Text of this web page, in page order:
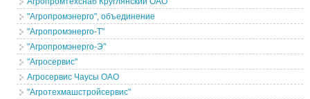
"Агропромэнерго", объединение
"Агропромэнерго-Т"
"Агропромэнерго-Э"
"Агросервис"
Агросервис Чаусы ОАО
"Агротехмашстройсервис"